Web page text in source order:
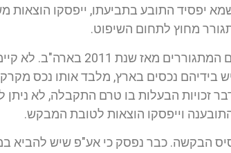
יפסיד התובע בתביעתו, ייפסקו
מחוץ לתחום השיפוט.
המשיבים הם בני זוג ישראלים
בידיהם נכסים בארץ, מלבד אותו נכס
זכויות הבעלות בו טרם התקבלה, לא ניתן
וייפסקו הוצאות לטובת המבקש.
הבקשה. כבר נפסק כי אע"פ שיש להביא